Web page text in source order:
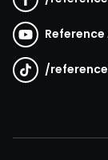
Reference
/